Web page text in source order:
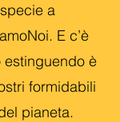
a
E c’è
è
formidabili
pianeta.